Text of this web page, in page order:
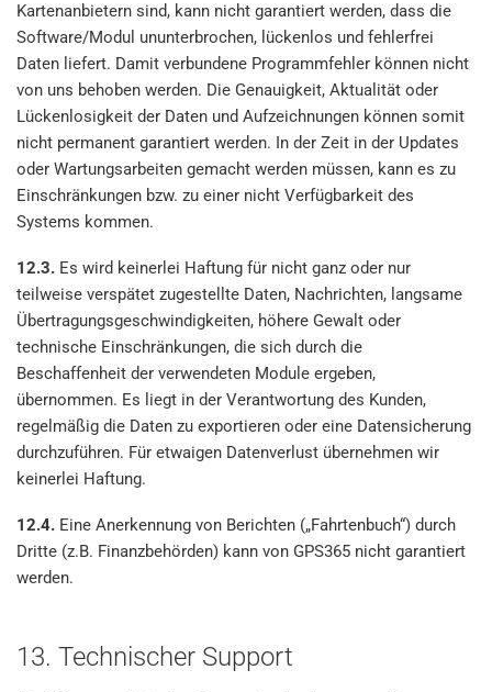
Kartenanbietern sind, kann nicht garantiert werden, dass die
Software/Modul ununterbrochen, lückenlos und fehlerfrei
Daten liefert. Damit verbundene Programmfehler können nicht
von uns behoben werden. Die Genauigkeit, Aktualität oder
Lückenlosigkeit der Daten und Aufzeichnungen können somit
nicht permanent garantiert werden. In der Zeit in der Updates
oder Wartungsarbeiten gemacht werden müssen, kann es zu
Einschränkungen bzw. zu einer nicht Verfügbarkeit des
Systems kommen.
12.3. Es wird keinerlei Haftung für nicht ganz oder nur
teilweise verspätet zugestellte Daten, Nachrichten, langsame
Übertragungsgeschwindigkeiten, höhere Gewalt oder
technische Einschränkungen, die sich durch die
Beschaffenheit der verwendeten Module ergeben,
übernommen. Es liegt in der Verantwortung des Kunden,
regelmäßig die Daten zu exportieren oder eine Datensicherung
durchzuführen. Für etwaigen Datenverlust übernehmen wir
keinerlei Haftung.
12.4. Eine Anerkennung von Berichten („Fahrtenbuch“) durch
Dritte (z.B. Finanzbehörden) kann von GPS365 nicht garantiert
werden.
13. Technischer Support